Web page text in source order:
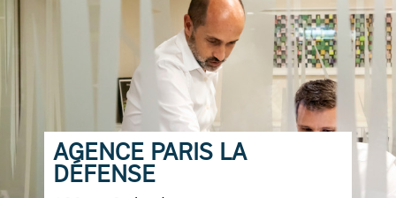
AGENCE PARIS LA
DÉFENSE